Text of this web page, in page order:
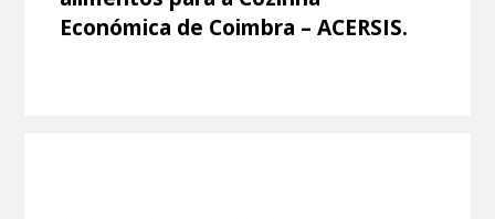
Económica de Coimbra – ACERSIS.